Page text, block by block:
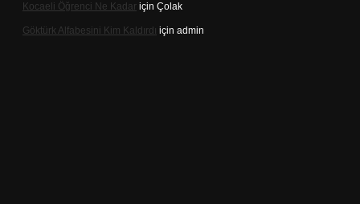
Kocaeli Öğrenci Ne Kadar için Çolak
Göktürk Alfabesini Kim Kaldırdı için admin